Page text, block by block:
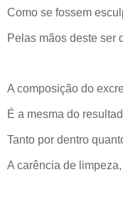
Como se fossem
Pelas mãos deste ser
A composição do
É a mesma do
Tanto por dentro
A carência de